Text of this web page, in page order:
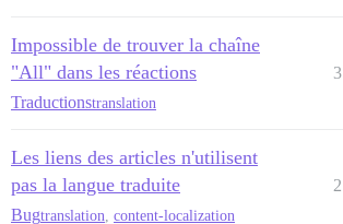
Impossible de trouver la chaîne
"All" dans les réactions
Traductionstranslation
3
Les liens des articles n'utilisent
pas la langue traduite
Bugtranslation content-localization
2